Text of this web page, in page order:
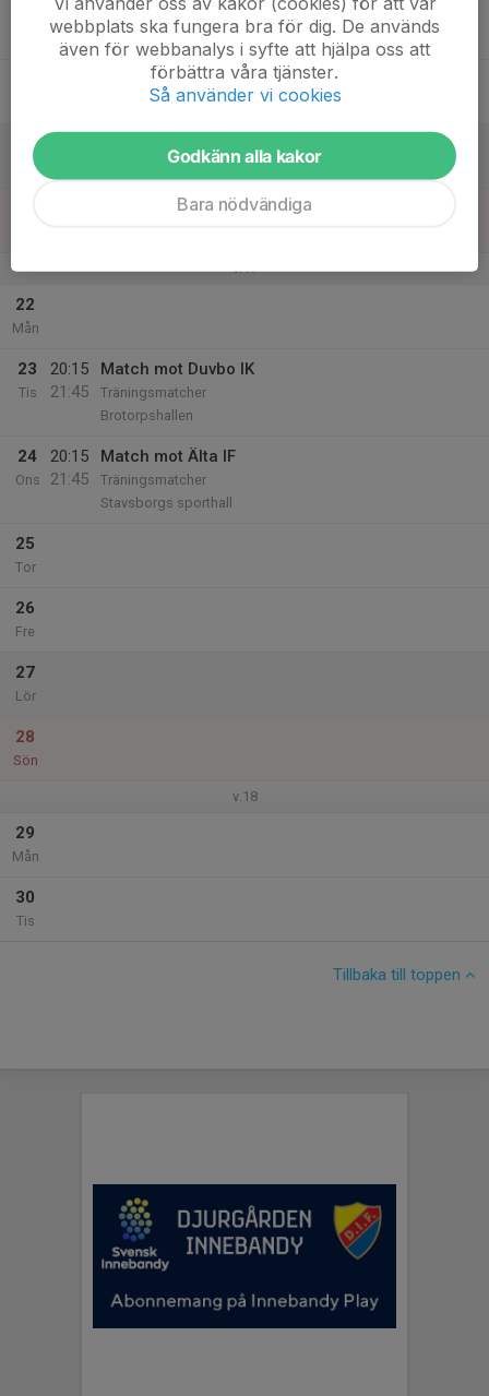
20
Lör
v.17
22
Mån
23
Tis
20:15
21:45
Match mot Duvbo IK
Träningsmatcher
Brotorpshallen
24
Ons
20:15
21:45
Match mot Älta IF
Träningsmatcher
Stavsborgs sporthall
25
Tor
26
Fre
27
Lör
28
Sön
v.18
29
Mån
30
Tis
Tillbaka till toppen
webbplats ska fungera bra för dig. De används
även för webbanalys i syfte att hjälpa oss att
förbättra våra tjänster.
Så använder vi cookies
Godkänn alla kakor
Bara nödvändiga